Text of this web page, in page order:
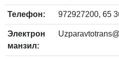
Телефон: 972927200, 65
Электрон
манзил: